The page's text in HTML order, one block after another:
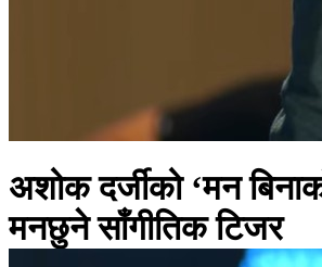
अशोक दर्जीको ‘मन
मनछुने साँगीतिक टिजर